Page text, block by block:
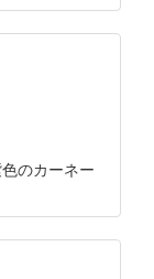
のカーネー